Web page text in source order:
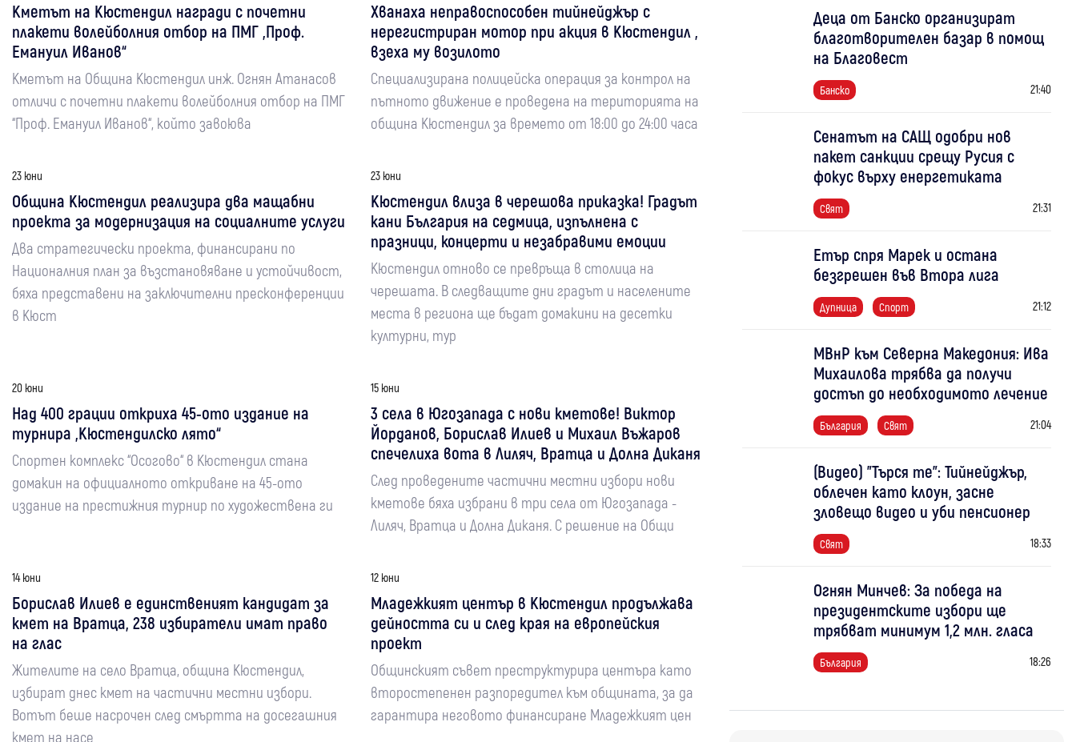
Кметът на Кюстендил награди с почетни
плакети волейболния отбор на ПМГ „Проф.
Емануил Иванов“
Кметът на Община Кюстендил инж. Огнян Атанасов
отличи с почетни плакети волейболния отбор на ПМГ
“Проф. Емануил Иванов“, който завоюва
Хванаха неправоспособен тийнейджър с
нерегистриран мотор при акция в Кюстендил ,
взеха му возилото
Специализирана полицейска операция за контрол на
пътното движение е проведена на територията на
община Кюстендил за времето от 18:00 до 24:00 часа
23 юни
Община Кюстендил реализира два мащабни
проекта за модернизация на социалните услуги
Два стратегически проекта, финансирани по
Националния план за възстановяване и устойчивост,
бяха представени на заключителни пресконференции
в Кюст
23 юни
Кюстендил влиза в черешова приказка! Градът
кани България на седмица, изпълнена с
празници, концерти и незабравими емоции
Кюстендил отново се превръща в столица на
черешата. В следващите дни градът и населените
места в региона ще бъдат домакини на десетки
културни, тур
20 юни
Над 400 грации откриха 45-ото издание на
турнира „Кюстендилско лято“
Спортен комплекс “Осогово“ в Кюстендил стана
домакин на официалното откриване на 45-ото
издание на престижния турнир по художествена ги
15 юни
3 села в Югозапада с нови кметове! Виктор
Йорданов, Борислав Илиев и Михаил Въжаров
спечелиха вота в Лиляч, Вратца и Долна Диканя
След проведените частични местни избори нови
кметове бяха избрани в три села от Югозапада -
Лиляч, Вратца и Долна Диканя. С решение на Общи
14 юни
Борислав Илиев е единственият кандидат за
кмет на Вратца, 238 избиратели имат право
на глас
Жителите на село Вратца, община Кюстендил,
избират днес кмет на частични местни избори.
Вотът беше насрочен след смъртта на досегашния
кмет на насе
12 юни
Младежкият център в Кюстендил продължава
дейността си и след края на европейския
проект
Общинският съвет преструктурира центъра като
второстепенен разпоредител към общината, за да
гарантира неговото финансиране Младежкият цен
Деца от Банско организират
благотворителен базар в помощ
на Благовест
Банско 21:40
Сенатът на САЩ одобри нов
пакет санкции срещу Русия с
фокус върху енергетиката
Свят 21:31
Етър спря Марек и остана
безгрешен във Втора лига
Дупница Спорт 21:12
МВнР към Северна Македония: Ива
Михаилова трябва да получи
достъп до необходимото лечение
България Свят 21:04
(Видео) "Търся те": Тийнейджър,
облечен като клоун, засне
зловещо видео и уби пенсионер
Свят 18:33
Огнян Минчев: За победа на
президентските избори ще
трябват минимум 1,2 млн. гласа
България 18:26